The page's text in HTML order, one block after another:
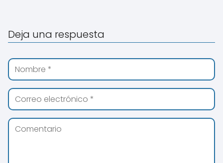
Deja una respuesta